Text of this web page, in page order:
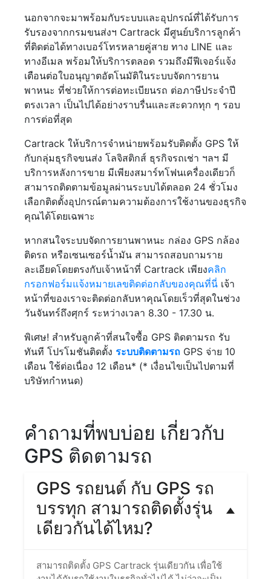
นอกจากจะมาพร้อมกับระบบและอุปกรณ์ที่ได้รับการ
รับรองจากกรมขนส่งฯ Cartrack มีศูนย์บริการลูกค้า
ที่ติดต่อได้ทางเบอร์โทรหลายคู่สาย ทาง LINE และ
ทางอีเมล พร้อมให้บริการตลอด รวมถึงมีฟีเจอร์แจ้ง
เตือนต่อใบอนุญาตอัตโนมัติในระบบจัดการยาน
พาหนะ ที่ช่วยให้การต่อทะเบียนรถ ต่อภาษีประจำปี
ตรงเวลา เป็นไปได้อย่างราบรื่นและสะดวกทุก ๆ รอบ
การต่อที่สุด
Cartrack ให้บริการจำหน่ายพร้อมรับติดตั้ง GPS ให้
กับกลุ่มธุรกิจขนส่ง โลจิสติกส์ ธุรกิจรถเช่า ฯลฯ มี
บริการหลังการขาย มีเพียงสมาร์ทโฟนเครื่องเดียวก็
สามารถติดตามข้อมูลผ่านระบบได้ตลอด 24 ชั่วโมง
เลือกติดตั้งอุปกรณ์ตามความต้องการใช้งานของธุรกิจ
คุณได้โดยเฉพาะ
หากสนใจระบบจัดการยานพาหนะ กล่อง GPS กล้อง
ติดรถ หรือเซนเซอร์น้ำมัน สามารถสอบถามราย
ละเอียดโดยตรงกับเจ้าหน้าที่ Cartrack เพียงคลิก
กรอกฟอร์มแจ้งหมายเลขติดต่อกลับของคุณที่นี่ เจ้า
หน้าที่ของเราจะติดต่อกลับหาคุณโดยเร็วที่สุดในช่วง
วันจันทร์ถึงศุกร์ ระหว่างเวลา 8.30 - 17.30 น.
พิเศษ! สำหรับลูกค้าที่สนใจซื้อ GPS ติดตามรถ รับ
ทันที โปรโมชันติดตั้ง ระบบติดตามรถ GPS จ่าย 10
เดือน ใช้ต่อเนื่อง 12 เดือน* (* เงื่อนไขเป็นไปตามที่
บริษัทกำหนด)
คำถามที่พบบ่อย เกี่ยวกับ
GPS ติดตามรถ
GPS รถยนต์ กับ GPS รถ
บรรทุก สามารถติดตั้งรุ่น
เดียวกันได้ไหม?
สามารถติดตั้ง GPS Cartrack รุ่นเดียวกัน เพื่อใช้